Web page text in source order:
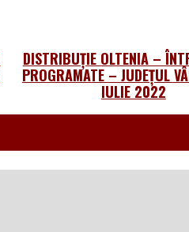
DISTRIBUȚIE OLTENIA –
PROGRAMATE – JUDEȚUL
IULIE 2022